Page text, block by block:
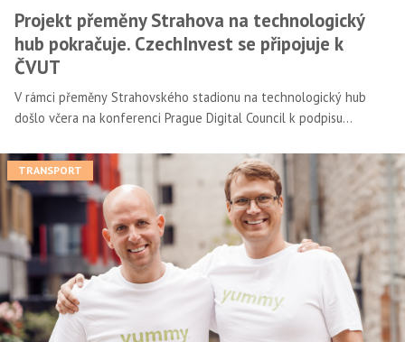
Projekt přeměny Strahova na technologický
hub pokračuje. CzechInvest se připojuje k
ČVUT
V rámci přeměny Strahovského stadionu na technologický hub
došlo včera na konferenci Prague Digital Council k podpisu
agentury tato proměna představuje vysoký potenciál spolupráce
startupů s nadnárodními firmami.
TRANSPORT